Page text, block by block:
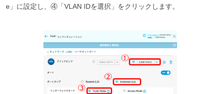
e」に設定し、④「VLAN IDを選択」をクリックします。